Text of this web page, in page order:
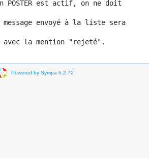
POSTER est actif, on ne doit
envoyé à la liste sera
Powered by Sympa 6.2.72